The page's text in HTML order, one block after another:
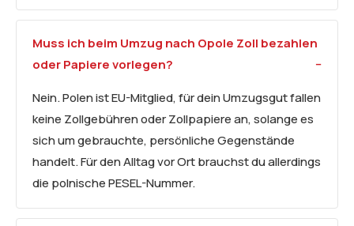
Muss ich beim Umzug nach Opole Zoll bezahlen
oder Papiere vorlegen?
Nein. Polen ist EU-Mitglied, für dein Umzugsgut fallen
keine Zollgebühren oder Zollpapiere an, solange es
sich um gebrauchte, persönliche Gegenstände
handelt. Für den Alltag vor Ort brauchst du allerdings
die polnische PESEL-Nummer.